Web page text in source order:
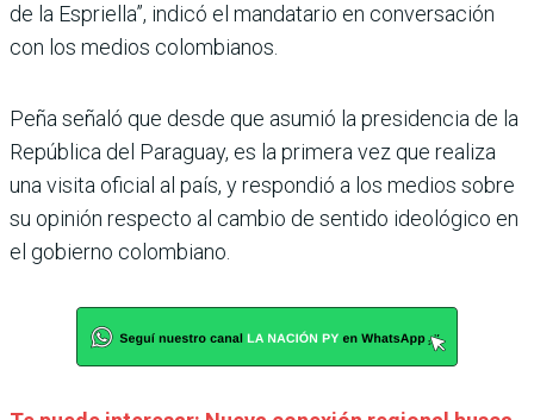
de la Espriella”, indicó el mandatario en conversación
con los medios colombianos.
Peña señaló que desde que asumió la presidencia de la
República del Paraguay, es la primera vez que realiza
una visita oficial al país, y respondió a los medios sobre
su opinión respecto al cambio de sentido ideológico en
el gobierno colombiano.